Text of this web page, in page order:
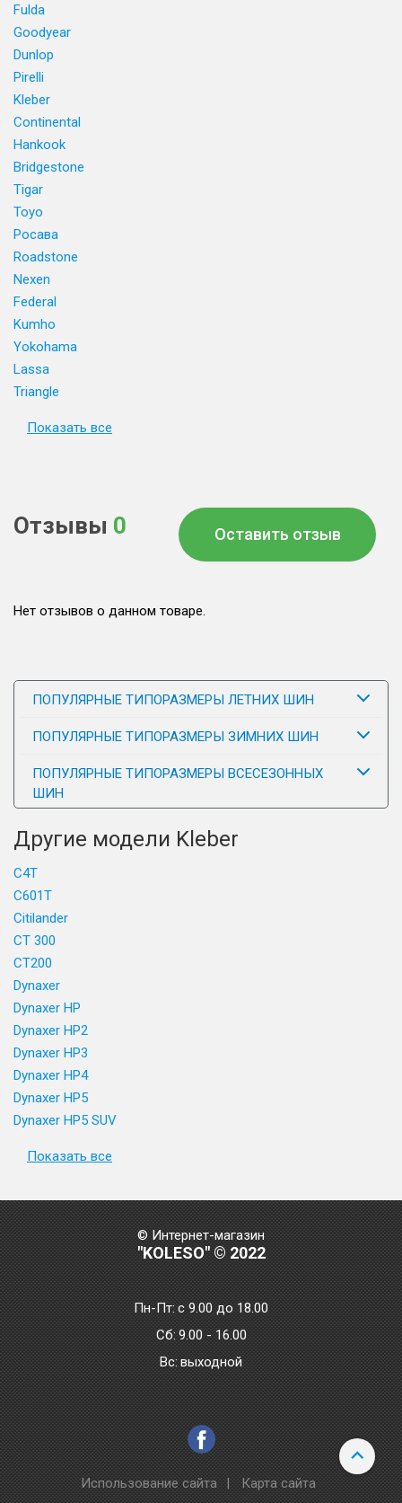
Fulda
Goodyear
Dunlop
Pirelli
Kleber
Continental
Hankook
Bridgestone
Tigar
Toyo
Росава
Roadstone
Nexen
Federal
Kumho
Yokohama
Lassa
Triangle
Показать все
Отзывы 0 Оставить отзыв
Нет отзывов о данном товаре.
ПОПУЛЯРНЫЕ ТИПОРАЗМЕРЫ ЛЕТНИХ ШИН
ПОПУЛЯРНЫЕ ТИПОРАЗМЕРЫ ЗИМНИХ ШИН
ПОПУЛЯРНЫЕ ТИПОРАЗМЕРЫ ВСЕСЕЗОННЫХ
ШИН
Другие модели Kleber
C4T
C601T
Citilander
CT 300
CT200
Dynaxer
Dynaxer HP
Dynaxer HP2
Dynaxer HP3
Dynaxer HP4
Dynaxer HP5
Dynaxer HP5 SUV
Показать все
© Интернет-магазин
"KOLESO" © 2022
Пн-Пт:с 9.00 до 18.00
Сб: 9.00 - 16.00
Bc: выходной
Использование сайта | Карта сайта